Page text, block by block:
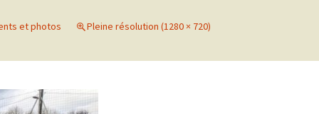
2021
Galerie photos Cross
2019
et photos Pleine résolution (1280 × 720)